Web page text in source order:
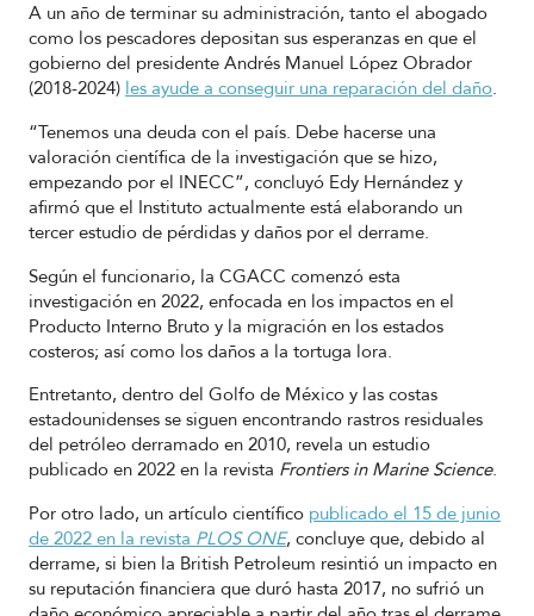
A un año de terminar su administración, tanto el abogado
como los pescadores depositan sus esperanzas en que el
gobierno del presidente Andrés Manuel López Obrador
(2018-2024) les ayude a conseguir una reparación del daño.
“Tenemos una deuda con el país. Debe hacerse una
valoración científica de la investigación que se hizo,
empezando por el INECC”, concluyó Edy Hernández y
afirmó que el Instituto actualmente está elaborando un
tercer estudio de pérdidas y daños por el derrame.
Según el funcionario, la CGACC comenzó esta
investigación en 2022, enfocada en los impactos en el
Producto Interno Bruto y la migración en los estados
costeros; así como los daños a la tortuga lora.
Entretanto, dentro del Golfo de México y las costas
estadounidenses se siguen encontrando rastros residuales
del petróleo derramado en 2010, revela un estudio
publicado en 2022 en la revista Frontiers in Marine Science.
Por otro lado, un artículo científico publicado el 15 de junio
de 2022 en la revista PLOS ONE, concluye que, debido al
derrame, si bien la British Petroleum resintió un impacto en
su reputación financiera que duró hasta 2017, no sufrió un